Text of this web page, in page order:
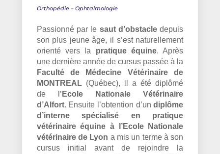
Orthopédie – Ophtalmologie
Passionné par le saut d’obstacledepuis
son plus jeune âge, il s’est naturellement
orienté vers la pratique équine. Après
une dernière année de cursus passée à la
Faculté de Médecine Vétérinaire de
MONTREAL(Québec), il a été diplômé
de l’ Ecole Nationale Vétérinaire
d’Alfort. Ensuite l’obtention d’undiplôme
d’interne spécialisé en pratique
vétérinaire équine à l’Ecole Nationale
vétérinaire de Lyon a mis un terme à son
cursus initial avant de rejoindre la